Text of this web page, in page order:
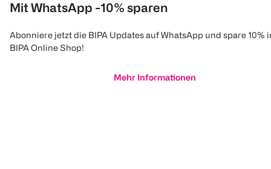
Mit WhatsApp -10% sparen
Abonniere jetzt die BIPA Updates auf WhatsApp und spare 10%
BIPA Online Shop!
Mehr Informationen